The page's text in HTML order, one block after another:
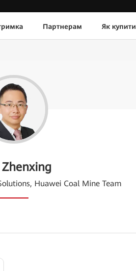
Партнерам Як купити
Huawei Coal Mine Team